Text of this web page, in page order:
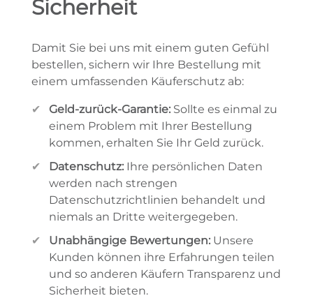
Sicherheit
Damit Sie bei uns mit einem guten Gefühl
bestellen, sichern wir Ihre Bestellung mit
einem umfassenden Käuferschutz ab:
Geld-zurück-Garantie: Sollte es einmal zu
einem Problem mit Ihrer Bestellung
kommen, erhalten Sie Ihr Geld zurück.
Datenschutz: Ihre persönlichen Daten
werden nach strengen
Datenschutzrichtlinien behandelt und
niemals an Dritte weitergegeben.
Unabhängige Bewertungen: Unsere
Kunden können ihre Erfahrungen teilen
und so anderen Käufern Transparenz und
Sicherheit bieten.